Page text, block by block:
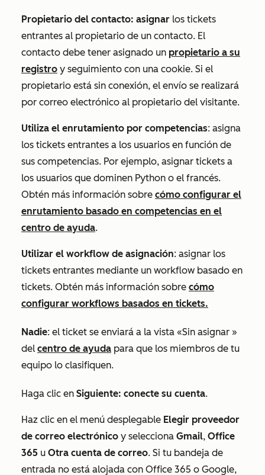
Propietario del contacto: asignar los tickets
entrantes al propietario de un contacto. El
contacto debe tener asignado un propietario a su
registro y seguimiento con una cookie. Si el
propietario está sin conexión, el envío se realizará
por correo electrónico al propietario del visitante.
Utiliza el enrutamiento por competencias: asigna
los tickets entrantes a los usuarios en función de
sus competencias. Por ejemplo, asignar tickets a
los usuarios que dominen Python o el francés.
Obtén más información sobre cómo configurar el
enrutamiento basado en competencias en el
centro de ayuda.
Utilizar el workflow de asignación: asignar los
tickets entrantes mediante un workflow basado en
tickets. Obtén más información sobre cómo
configurar workflows basados en tickets.
Nadie: el ticket se enviará a la vista «Sin asignar »
del centro de ayuda para que los miembros de tu
equipo lo clasifiquen.
Haga clic en Siguiente: conecte su cuenta.
Haz clic en el menú desplegable Elegir proveedor
de correo electrónico y selecciona Gmail, Office
365 u Otra cuenta de correo. Si tu bandeja de
entrada no está alojada con Office 365 o Google,